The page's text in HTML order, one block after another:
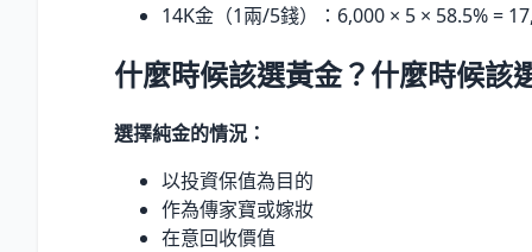
14K金（1兩/5錢）：6,000 × 5 × 58.5%=
什麼時候該選黃金？什麼時候該
選擇純金的情況：
以投資保值為目的
作為傳家寶或嫁妝
在意回收價值